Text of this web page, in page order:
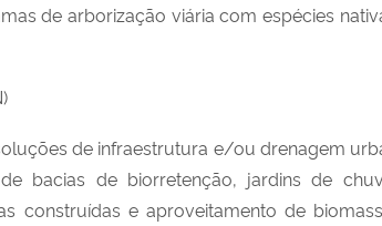
de arborização viária com espécies
de infraestrutura e/ou drenagem
bacias de biorretenção, jardins de
construídas e aproveitamento de